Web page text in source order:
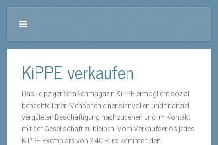
KiPPE verkaufen
Das Leipziger Straßenmagazin KiPPE ermöglicht sozial
benachteiligten Menschen einer sinnvollen und finanziell
vergüteten Beschäftigung nachzugehen und im Kontakt
mit der Gesellschaft zu bleiben. Vom Verkaufserlös jedes
KiPPE-Exemplars von 2,40 Euro kommen den